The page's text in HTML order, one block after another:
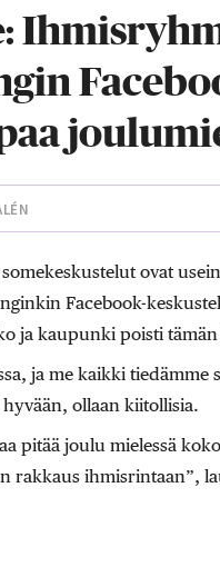
ovat
Facebook-
ja kaupunki poisti
ja me kaikki tiedämme
ollaan kiitollisia.
pitää joulu mielessä
rakkaus ihmisrintaan”,